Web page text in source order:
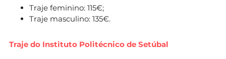
Traje feminino: 115€;
Traje masculino: 135€.
Traje do Instituto Politécnico de Setúbal